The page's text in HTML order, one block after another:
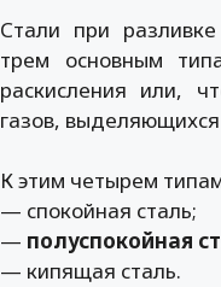
Стали при
трем основным
раскисления или,
газов,
К этим четырем
— спокойная сталь;
— полуспокойная
— кипящая сталь.